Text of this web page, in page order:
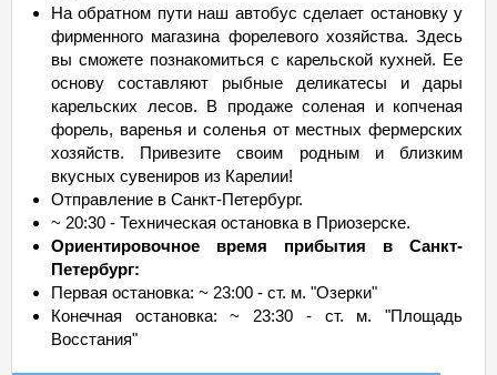
На обратном пути наш автобус сделает остановку у
фирменного магазина форелевого хозяйства. Здесь
вы сможете познакомиться с карельской кухней. Ее
основу составляют рыбные деликатесы и дары
карельских лесов. В продаже соленая и копченая
форель, варенья и соленья от местных фермерских
хозяйств. Привезите своим родным и близким
вкусных сувениров из Карелии!
Отправление в Санкт-Петербург.
~ 20:30 - Техническая остановка в Приозерске.
Ориентировочное время прибытия в Санкт-
Петербург:
Первая остановка: ~ 23:00 - ст. м. "Озерки"
Конечная остановка: ~ 23:30 - ст. м. "Площадь
Восстания"